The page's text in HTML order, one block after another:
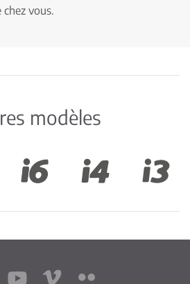
vous.
modèles